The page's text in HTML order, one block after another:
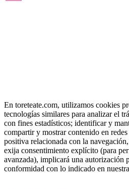
En toreteate.com, utilizamos cookies
tecnologías similares para analizar el
con fines estadísticos; identificar y
compartir y mostrar contenido en
positiva relacionada con la
exija consentimiento explícito (para
avanzada), implicará una autorización
conformidad con lo indicado en nuestra